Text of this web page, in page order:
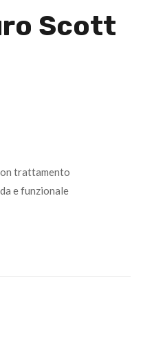
Scott
trattamento
e funzionale